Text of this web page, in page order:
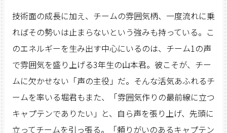
技術面の成長に加え、チームの雰囲気柄、一度流れに乗
ればその勢いは止まらないという強みも持っている。こ
のエネルギーを生み出す中心にいるのは、チーム1の声
で雰囲気を盛り上げる3年生の山本君。彼こそが、チー
ムに欠かせない「声の主役」だ。そんな活気あふれるチ
ームを率いる堀君もまた、「雰囲気作りの最前線に立つ
キャプテンでありたい」と、自ら声を張り上げ、先頭に
立ってチームを引っ張る。「頼りがいのあるキャプテン